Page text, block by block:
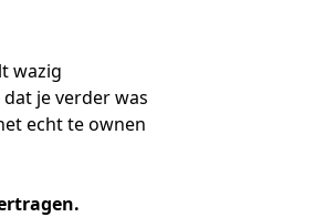
wazig
je verder was
echt te ownen